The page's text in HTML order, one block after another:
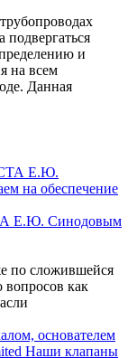
подвергаться
и
на всем
Данная
Е.Ю. Синодовым
по сложившейся
вопросов как